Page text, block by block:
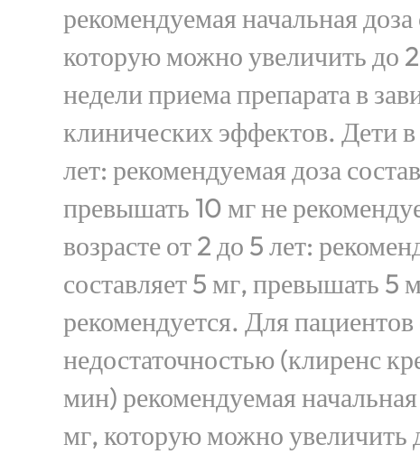
рекомендуемая начальная
которую можно увеличить до
недели приема препарата в
клинических эффектов. Дети в
лет: рекомендуемая доза
превышать 10 мг не
возрасте от 2 до 5 лет:
составляет 5 мг, превышать 5
рекомендуется. Для
недостаточностью (клиренс
мин) рекомендуемая начальная
мг, которую можно увеличить